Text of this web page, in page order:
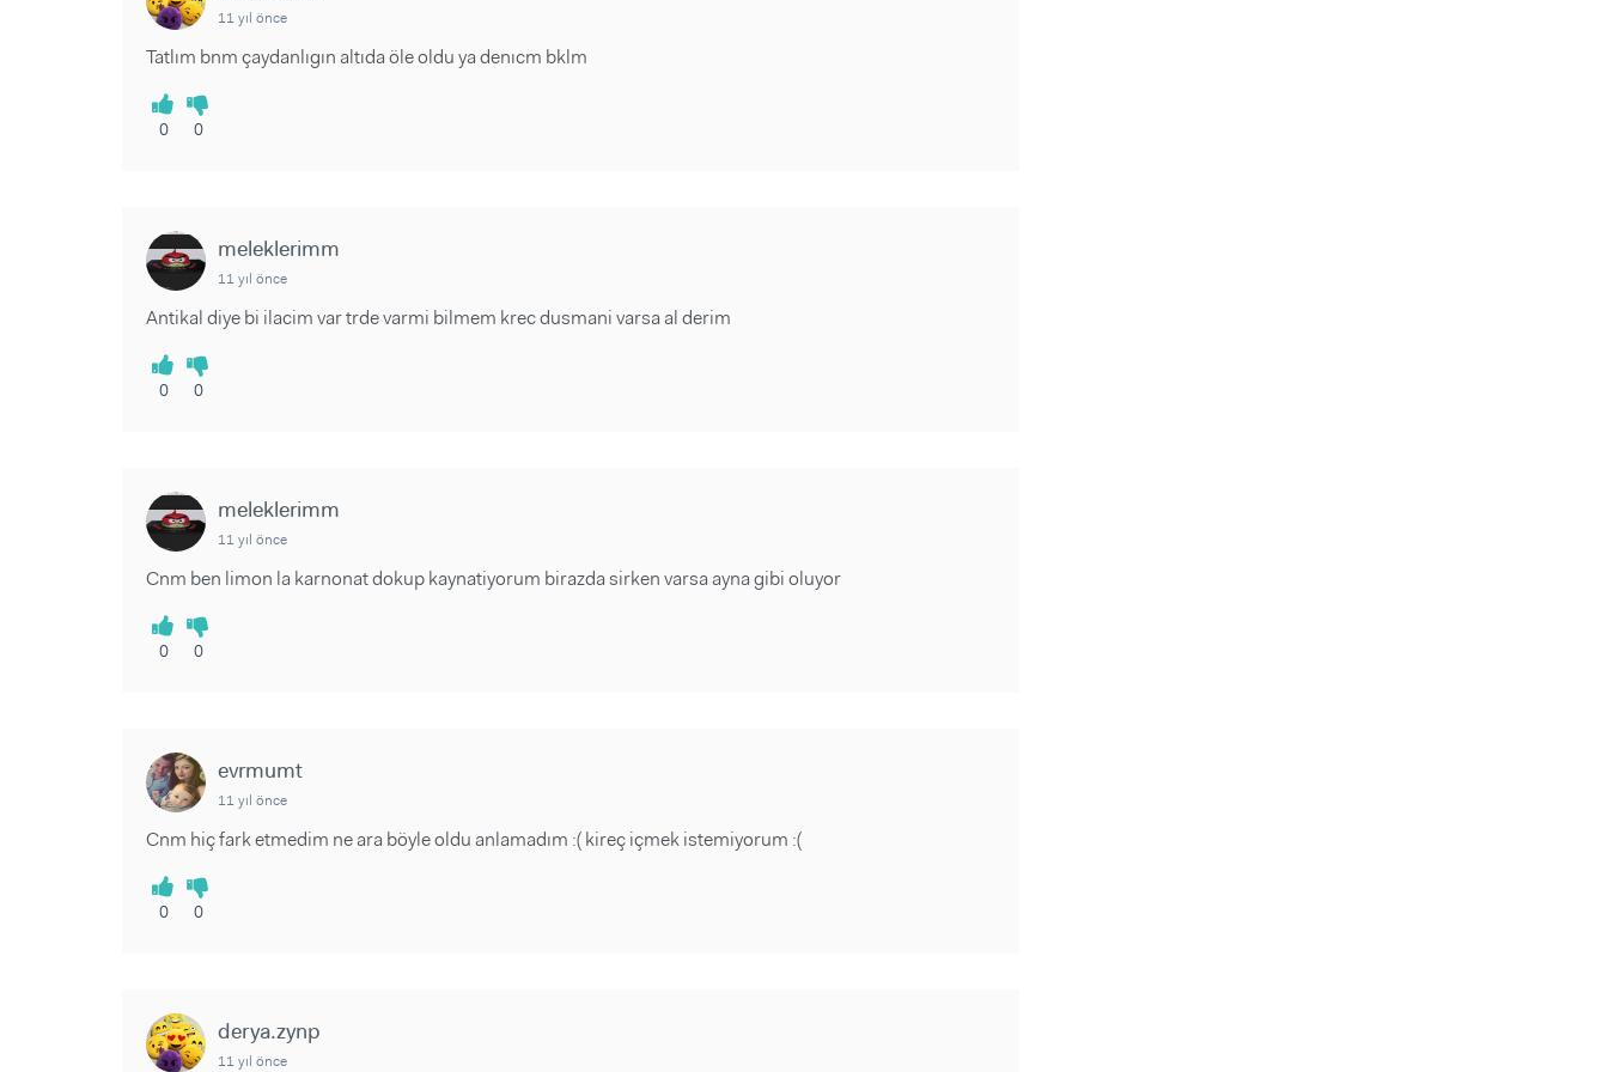
11 yıl önce
Tatlım bnm çaydanlıgın altıda öle oldu ya denıcm bklm
0 0
meleklerimm
11 yıl önce
Antikal diye bi ilacim var trde varmi bilmem krec dusmani varsa al derim
0 0
meleklerimm
11 yıl önce
Cnm ben limon la karnonat dokup kaynatiyorum birazda sirken varsa ayna gibi oluyor
0 0
evrmumt
11 yıl önce
Cnm hiç fark etmedim ne ara böyle oldu anlamadım :( kireç içmek istemiyorum :(
0 0
derya.zynp
11 yıl önce